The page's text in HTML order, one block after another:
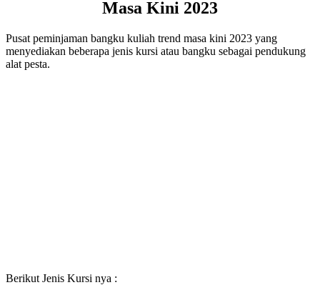
Masa Kini 2023
Pusat peminjaman bangku kuliah trend masa kini 2023 yang
menyediakan beberapa jenis kursi atau bangku sebagai pendukung
alat pesta.
Berikut Jenis Kursi nya :